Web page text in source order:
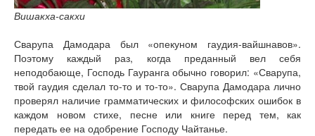
Вишакха-сакхи
Сварупа Дамодара был «опекуном гаудия-вайшнавов».
Поэтому каждый раз, когда преданный вел себя
неподобающе, Господь Гауранга обычно говорил: «Сварупа,
твой гаудия сделал то-то и то-то». Сварупа Дамодара лично
проверял наличие грамматических и философских ошибок в
каждом новом стихе, песне или книге перед тем, как
передать ее на одобрение Господу Чайтанье.